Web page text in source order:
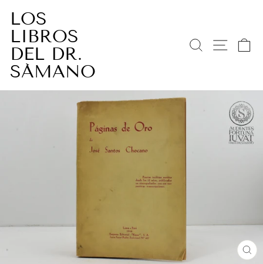
directamente
contenido
LOS
LIBROS
DEL DR.
SÁMANO
BUSCAR